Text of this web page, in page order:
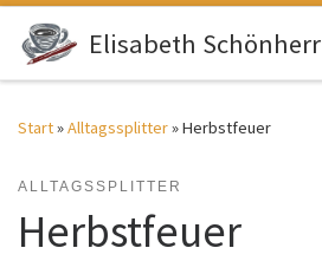
Zum Inhalt springen
Elisabeth Schönherr
Start»Alltagssplitter»Herbstfeuer
ALLTAGSSPLITTER
Herbstfeuer